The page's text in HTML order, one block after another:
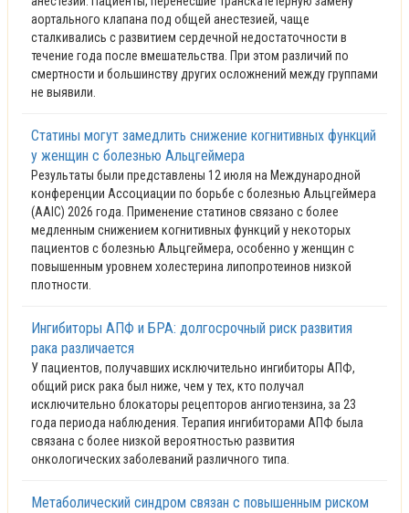
аортального клапана под общей анестезией, чаще
сталкивались с развитием сердечной недостаточности в
течение года после вмешательства. При этом различий по
смертности и большинству других осложнений между группами
не выявили.
Статины могут замедлить снижение когнитивных функций
у женщин с болезнью Альцгеймера
Результаты были представлены 12 июля на Международной
конференции Ассоциации по борьбе с болезнью Альцгеймера
(AAIC) 2026 года. Применение статинов связано с более
медленным снижением когнитивных функций у некоторых
пациентов с болезнью Альцгеймера, особенно у женщин с
повышенным уровнем холестерина липопротеинов низкой
плотности.
Ингибиторы АПФ и БРА: долгосрочный риск развития
рака различается
У пациентов, получавших исключительно ингибиторы АПФ,
общий риск рака был ниже, чем у тех, кто получал
исключительно блокаторы рецепторов ангиотензина, за 23
года периода наблюдения. Терапия ингибиторами АПФ была
связана с более низкой вероятностью развития
онкологических заболеваний различного типа.
Метаболический синдром связан с повышенным риском